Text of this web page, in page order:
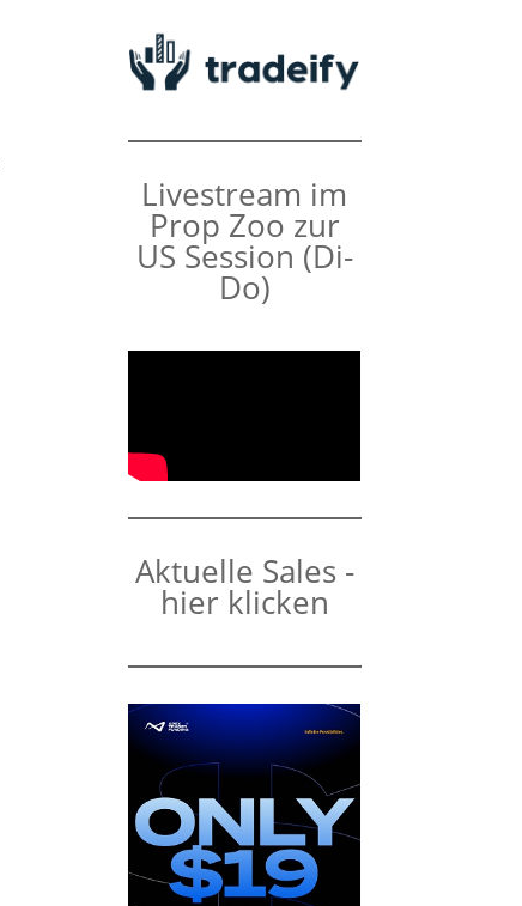
Livestream im
Prop Zoo zur
US Session (Di-
Do)
Aktuelle Sales -
hier klicken